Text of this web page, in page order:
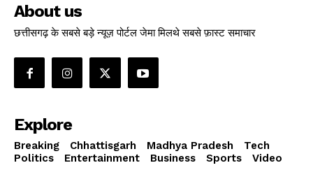
About us
छत्तीसगढ़ के सबसे बड़े न्यूज़ पोर्टल जेमा मिलथे सबसे फ़ास्ट समाचार
Explore
Breaking Chhattisgarh Madhya Pradesh
Tech
Politics
Entertainment Business Sports Video